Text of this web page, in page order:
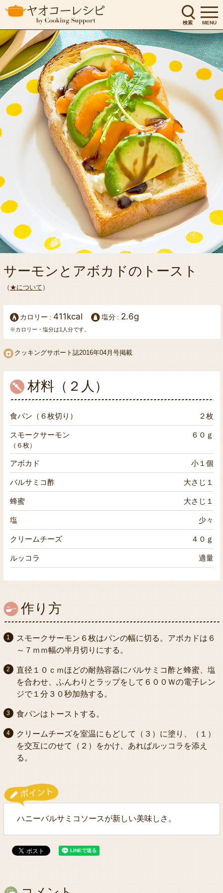
検索 MENU
サーモンとアボカドのトースト
（ ★について ）
カロリー 411kcal 塩分 2.6g
※カロリー・塩分は1人分です。
クッキングサポート誌2016年04月号掲載
材料（２人）
食パン（６枚切り） ２枚
スモークサーモン ６０ｇ
（６枚）
アボカド 小１個
バルサミコ酢 大さじ１
蜂蜜 大さじ１
塩 少々
クリームチーズ ４０ｇ
ルッコラ 適量
作り方
スモークサーモン６枚はパンの幅に切る。アボカドは６
～７ｍｍ幅の半月切りにする。
直径１０ｃｍほどの耐熱容器にバルサミコ酢と蜂蜜、塩
を合わせ、ふんわりとラップをして６００Ｗの電子レン
ジで１分３０秒加熱する。
食パンはトーストする。
クリームチーズを室温にもどして（３）に塗り、（１）
を交互にのせて（２）をかけ、あればルッコラを添え
る。
ハニーバルサミコソースが新しい美味しさ。